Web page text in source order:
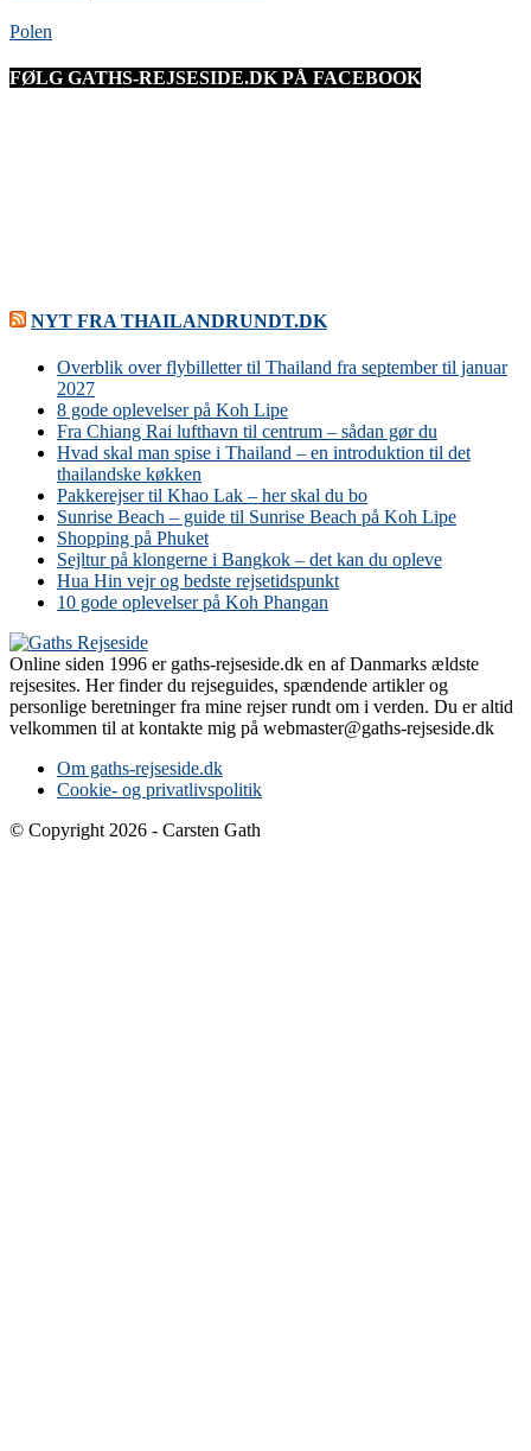
Polen
FØLG GATHS-REJSESIDE.DK PÅ FACEBOOK
NYT FRA THAILANDRUNDT.DK
Overblik over flybilletter til Thailand fra september til januar
2027
8 gode oplevelser på Koh Lipe
Fra Chiang Rai lufthavn til centrum – sådan gør du
Hvad skal man spise i Thailand – en introduktion til det
thailandske køkken
Pakkerejser til Khao Lak – her skal du bo
Sunrise Beach – guide til Sunrise Beach på Koh Lipe
Shopping på Phuket
Sejltur på klongerne i Bangkok – det kan du opleve
Hua Hin vejr og bedste rejsetidspunkt
10 gode oplevelser på Koh Phangan
Online siden 1996 er gaths-rejseside.dk en af Danmarks ældste
rejsesites. Her finder du rejseguides, spændende artikler og
personlige beretninger fra mine rejser rundt om i verden. Du er altid
velkommen til at kontakte mig på webmaster@gaths-rejseside.dk
Om gaths-rejseside.dk
Cookie- og privatlivspolitik
© Copyright 2026 - Carsten Gath